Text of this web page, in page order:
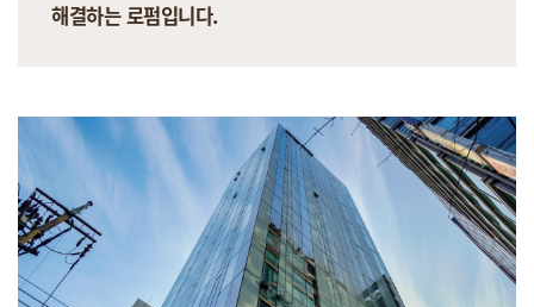
해결하는 로펌입니다.